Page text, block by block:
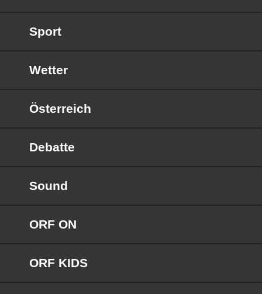
Sport
Wetter
Österreich
Debatte
Sound
ORF ON
ORF KIDS